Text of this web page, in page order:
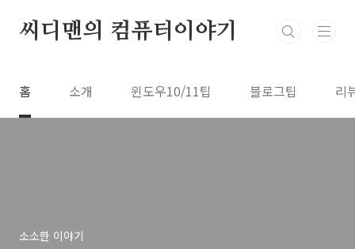
씨디맨의 컴퓨터이야기
홈 소개 윈도우10/11팁 블로그팁 리
소소한 이야기